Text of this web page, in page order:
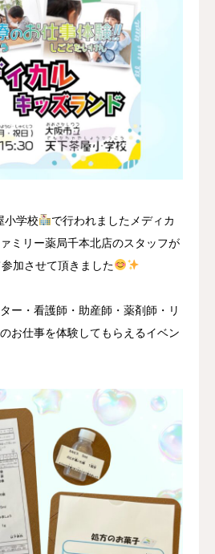
小学校
で行われましたメディカ
ミリー薬局千本北店のスタッフが
参加させて頂きました
ー・看護師・助産師・薬剤師・リ
お仕事を体験してもらえるイベン